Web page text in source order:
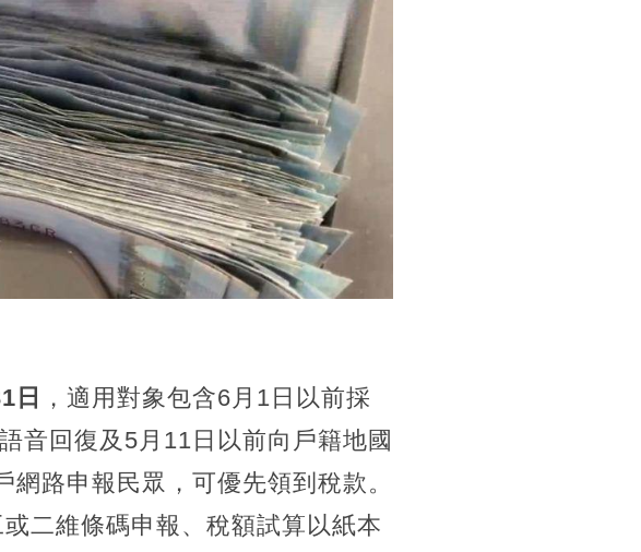
日
，適用對象包含6月1日以前採
音回復及5月11日以前向戶籍地國
路申報民眾，可優先領到稅款。
二維條碼申報、稅額試算以紙本